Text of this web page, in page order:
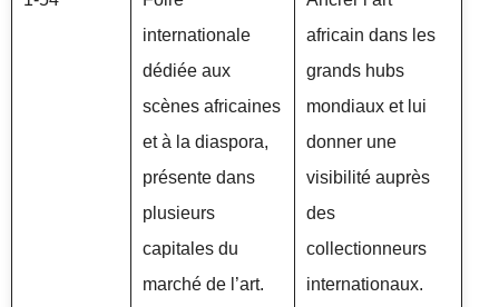
internationale
dédiée aux
scènes africaines
et à la diaspora,
présente dans
plusieurs
capitales du
marché de l’art.
africain dans les
grands hubs
mondiaux et lui
donner une
visibilité auprès
des
collectionneurs
internationaux.